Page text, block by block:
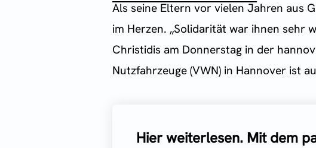
Als seine Eltern vor vielen Jahren aus
im Herzen. „Solidarität war ihnen sehr
Christidis am Donnerstag in der
Nutzfahrzeuge (VWN) in Hannover ist
Hier weiterlesen. Mit dem